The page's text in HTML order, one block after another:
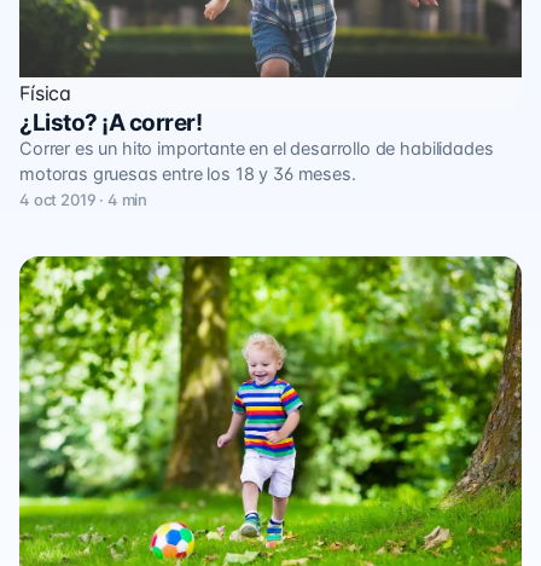
Física
¿Listo? ¡A correr!
Correr es un hito importante en el desarrollo de habilidades
motoras gruesas entre los 18 y 36 meses.
4 oct 2019 · 4 min